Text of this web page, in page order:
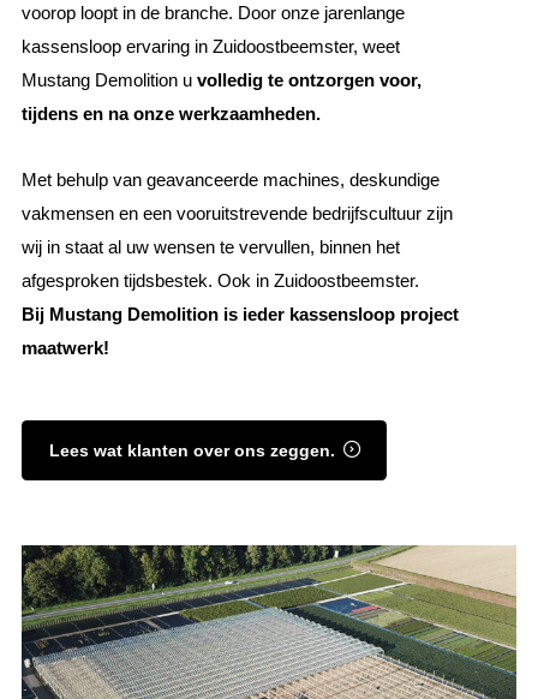
voorop loopt in de branche. Door onze jarenlange
kassensloop ervaring in Zuidoostbeemster, weet
Mustang Demolition u volledig te ontzorgen voor,
tijdens en na onze werkzaamheden.
Met behulp van geavanceerde machines, deskundige
vakmensen en een vooruitstrevende bedrijfscultuur zijn
wij in staat al uw wensen te vervullen, binnen het
afgesproken tijdsbestek. Ook in Zuidoostbeemster.
Bij Mustang Demolition is ieder kassensloop project
maatwerk!
Lees wat klanten over ons zeggen.